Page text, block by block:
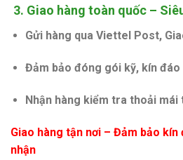
3. Giao hàng toàn quốc –
Gửi hàng qua Viettel Post,
Đảm bảo đóng gói kỹ, kín đáo
Nhận hàng kiểm tra thoải
Giao hàng tận nơi – Đảm bảo
nhận